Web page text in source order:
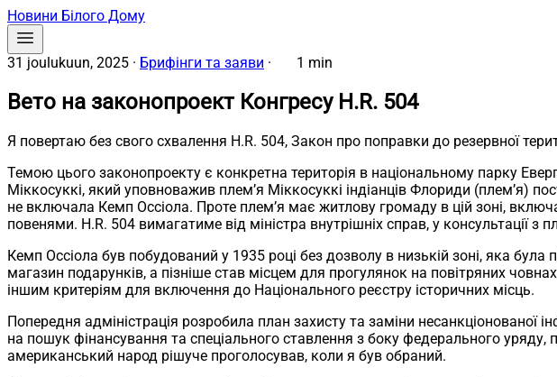
Новини Білого Дому
31 joulukuun, 2025 · Брифінги та заяви · 1 min
Вето на законопроект Конгресу H.R. 504
Я повертаю без свого схвалення H.R. 504, Закон про поправки до резервної
Темою цього законопроекту є конкретна територія в національному парку
Міккосуккі, який уповноважив плем’я Міккосуккі індіанців Флориди (плем’я)
не включала Кемп Оссіола. Проте плем’я має житлову громаду в цій зоні,
повенями. H.R. 504 вимагатиме від міністра внутрішніх справ, у консультації
Кемп Оссіола був побудований у 1935 році без дозволу в низькій зоні, яка
магазин подарунків, а пізніше став місцем для прогулянок на повітряних
іншим критеріям для включення до Національного реєстру історичних місць.
Попередня адміністрація розробила план захисту та заміни
на пошук фінансування та спеціального ставлення з боку федерального уряду,
американський народ рішуче проголосував, коли я був обраний.